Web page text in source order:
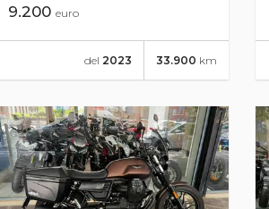
9.200 euro
33.900 km
del 2023